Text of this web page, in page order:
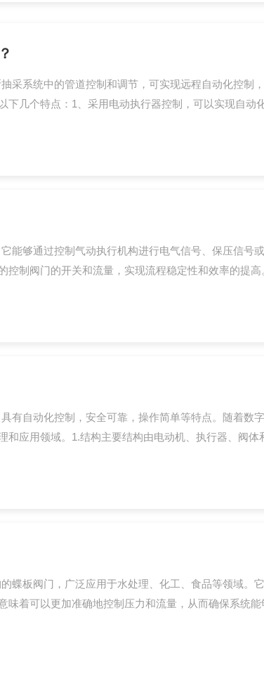
采系统中的管道控制和调节，可实现远程自动化控
下几个特点：1、采用电动执行器控制，可以实现自动
能够通过控制气动执行机构进行电气信号、保压信
控制阀门的开关和流量，实现流程稳定性和效率的提
有自动化控制，安全可靠，操作简单等特点。随着
和应用领域。1.结构主要结构由电动机、执行器、阀体
蝶板阀门，广泛应用于水处理、化工、食品等领域
味着可以更加准确地控制压力和流量，从而确保系统